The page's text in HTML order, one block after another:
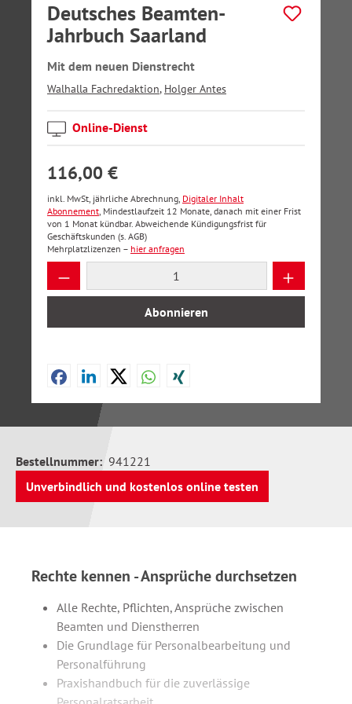
Deutsches Beamten-
Jahrbuch Saarland
Mit dem neuen Dienstrecht
Walhalla Fachredaktion, Holger Antes
Online-Dienst
116,00 €
inkl. MwSt, jährliche Abrechnung, Digitaler Inhalt
Abonnement, Mindestlaufzeit 12 Monate, danach mit einer Frist
von 1 Monat kündbar. Abweichende Kündigungsfrist für
Geschäftskunden (s. AGB)
Mehrplatzlizenzen – hier anfragen
Produkt Anzahl: Gib den gewünschten
Abonnieren
Bestellnummer: 941221
Unverbindlich und kostenlos online testen
Rechte kennen - Ansprüche durchsetzen
Alle Rechte, Pflichten, Ansprüche zwischen
Beamten und Dienstherren
Die Grundlage für Personalbearbeitung und
Personalführung
Praxishandbuch für die zuverlässige